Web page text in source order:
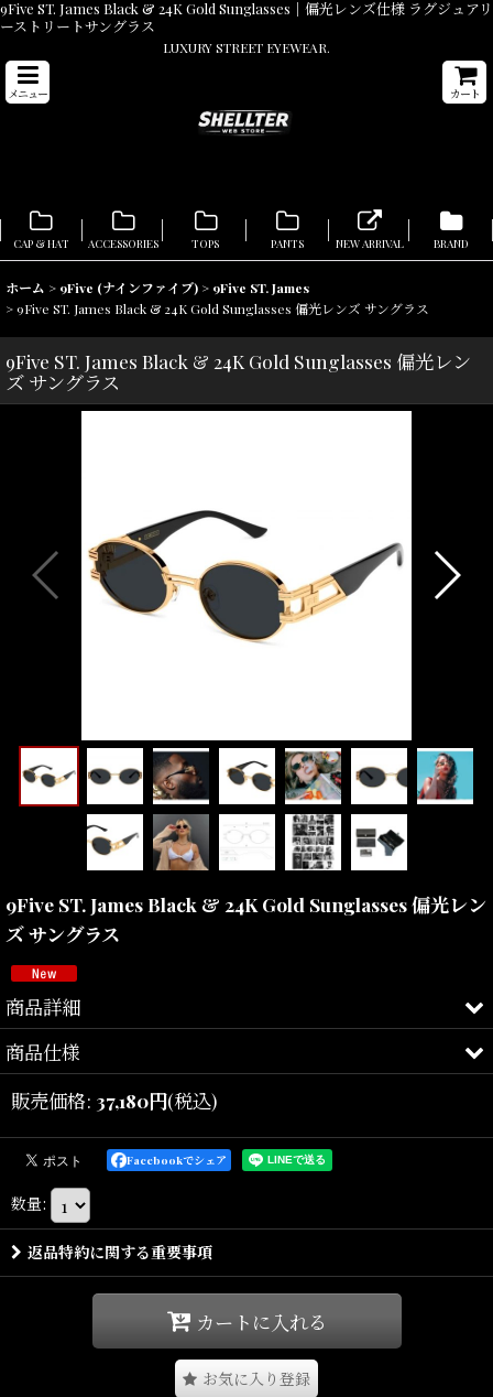
9Five ST. James Black & 24K Gold Sunglasses｜偏光レンズ仕様 ラグジュアリ
ーストリートサングラス
LUXURY STREET EYEWEAR.
メニュー カート
CAP & HAT ACCESSORIES TOPS PANTS NEW ARRIVAL BRAND
ホーム > 9Five (ナインファイブ) > 9Five ST. James
>9Five ST. James Black & 24K Gold Sunglasses 偏光レンズ サングラス
9Five ST. James Black & 24K Gold Sunglasses 偏光レン
ズ サングラス
9Five ST. James Black & 24K Gold Sunglasses 偏光レン
ズ サングラス
商品詳細
（ナインファイブ）
人気のラウンドシェイプをベースに、24Kゴールドコートが施された
「ST. James Black & 24K Gold Sunglasses」。
ブラックフレームとゴールドパーツのコントラストが、
ラグジュアリーかつストリート感漂う存在感を演出します。
テンプル部分には24金コートを施した金属パーツを採用し、
商品仕様
販売価格: 37,180円(税込)
Facebookでシェア
数量:
返品特約に関する重要事項
カートに入れる
お気に入り登録